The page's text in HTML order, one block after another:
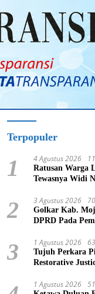
Terpopuler
1 4 Agustus 2026
Ratusan Warga
Tewasnya Widi
2 3 Agustus 2026
Golkar Kab.
DPRD Pada
3 1 Agustus 2026
Tujuh Perkara
Restorative
1 Agustus 2026